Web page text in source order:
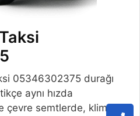
05346302375 durağı
aynı hızda
semtlerde, klimalı